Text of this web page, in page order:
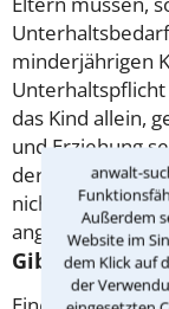
anwalt-
Außerdem
Website im
dem Klick auf
der
minderjährigen
das Kind allein,
und Erziehung
der andere
nicht mehr mit
angesagt - hier
Gibt es eine